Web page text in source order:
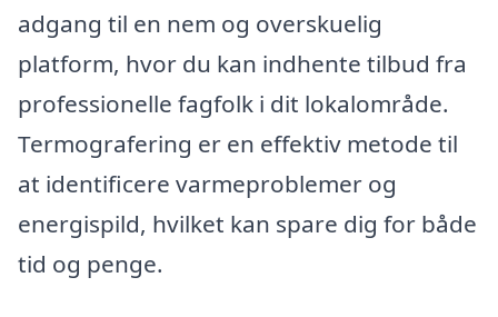
adgang til en nem og overskuelig
platform, hvor du kan indhente tilbud fra
professionelle fagfolk i dit lokalområde.
Termografering er en effektiv metode til
at identificere varmeproblemer og
energispild, hvilket kan spare dig for både
tid og penge.